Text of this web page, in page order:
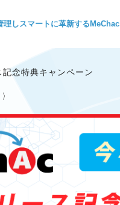
理しスマートに革新するMeChac
念特典キャンペーン
〉